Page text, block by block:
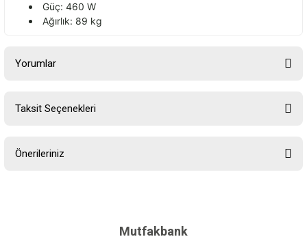
Güç: 460 W
Ağırlık: 89 kg
Yorumlar
Taksit Seçenekleri
Önerileriniz
Görüş ve önerileriniz için teşekkür ederiz.
Mutfakbank